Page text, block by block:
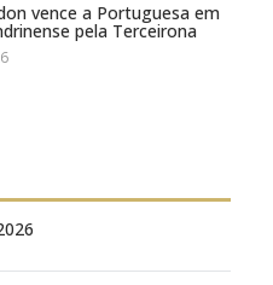
vence a Portuguesa em
pela Terceirona